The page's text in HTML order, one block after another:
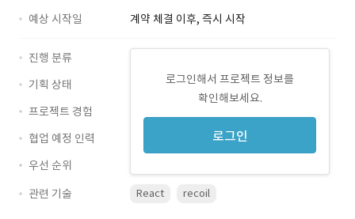
예상 시작일
계약 체결 이후, 즉시 시작
로그인해서 프로젝트 정보를
확인해보세요.
로그인
진행 분류
기획 상태
프로젝트 경험
협업 예정 인력
우선 순위
관련 기술
React recoil